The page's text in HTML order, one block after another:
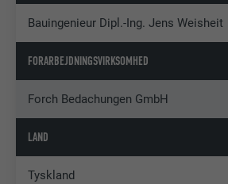
Bauingenieur Dipl.-Ing. Jens Weisheit
FORARBEJDNINGSVIRKSOMHED
Forch Bedachungen GmbH
LAND
Tyskland